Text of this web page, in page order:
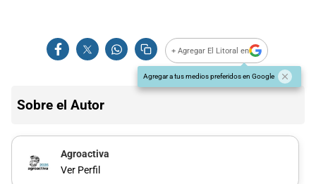
+ Agregar El Litoral en
Agregar a tus medios preferidos en Google
Sobre el Autor
Agroactiva
Ver Perfil